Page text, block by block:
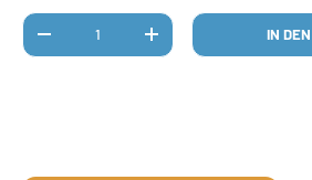
Anzahl
MENGE VERRINGERNMENGE ERHÖHEN IN